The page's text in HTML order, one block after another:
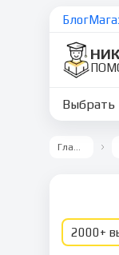
Блог
Выбрать
Главная
2000+